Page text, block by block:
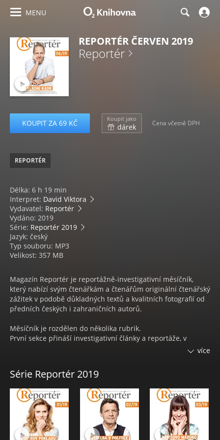
MENU
REPORTÉR ČERVEN 2019
Reportér
KOUPIT ZA 69 KČ Koupit jako
dárek Cena včetně DPH
REPORTÉR
Délka: 6 h 19 min
Interpret: David Viktora
Vydavatel: Reportér
Vydáno: 2019
Série: Reportér 2019
Jazyk: český
Typ souboru: MP3
Velikost: 357 MB
Magazín Reportér je reportážně-investigativní měsíčník,
který nabízí svým čtenářkám a čtenářům originální čtenářský
zážitek v podobě důkladných textů a kvalitních fotografií od
předních českých i zahraničních autorů.
Měsíčník je rozdělen do několika rubrik.
První sekce přináší investigativní články a reportáže, v
Českých počinech naleznete tuzemské příběhy zajímavých a
postihnout běžné denní zpravodajství.
Rubrika Střední Evropa se zabývá děním a příběhy ze států
sousedících s Českou republikou.
V sekci Kultura pak najdete mimo jiné povídku nebo esej
psanou speciálně pro měsíčník a řadu dalších zajímavých
článků.
více
Série Reportér 2019